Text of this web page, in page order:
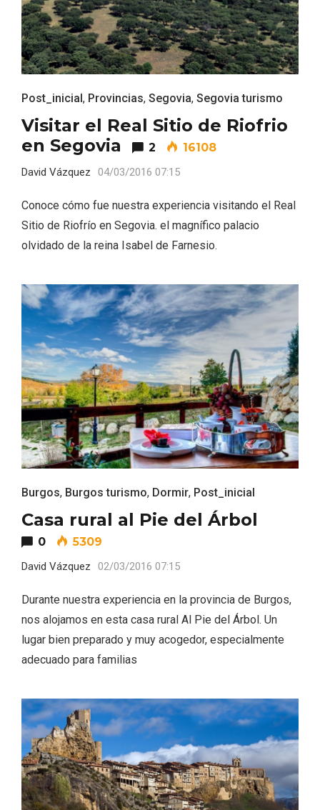
Post_inicial, Provincias, Segovia, Segovia turismo
Visitar el Real Sitio de Riofrio
en Segovia
2 16108
David Vázquez 04/03/2016 07:15
Conoce cómo fue nuestra experiencia visitando el Real
Sitio de Riofrío en Segovia. el magnífico palacio
olvidado de la reina Isabel de Farnesio.
Burgos, Burgos turismo, Dormir, Post_inicial
Casa rural al Pie del Árbol
0 5309
David Vázquez 02/03/2016 07:15
Durante nuestra experiencia en la provincia de Burgos,
nos alojamos en esta casa rural Al Pie del Árbol. Un
lugar bien preparado y muy acogedor, especialmente
adecuado para familias
ACCEDER
Fiesta de los Fueros 2026 de Sepúlveda
y Feria de Artesanía
Velay, una imagen renovada para el
vermouth de Valladolid